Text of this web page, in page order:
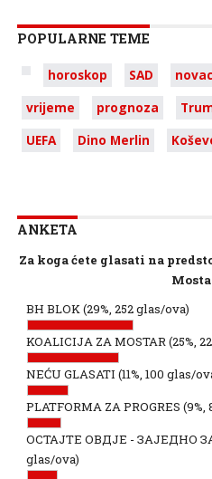
POPULARNE TEME
horoskop SAD novac
vrijeme
prognoza
UEFA
Dino Merlin
ANKETA
Za koga ćete glasati na
BH BLOK(29%, 252 glas/ova)
KOALICIJA ZA MOSTAR(25%,
NEĆU GLASATI (11%, 100 glas/
PLATFORMA ZA PROGRES (9%,
ОСТАЈТЕ ОВДЈЕ - ЗАЈЕДНО
glas/ova)